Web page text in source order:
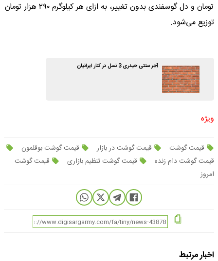
تومان و دل گوسفندی بدون تغییر، به ازای هر کیلوگرم ۲۹۰ هزار تومان
توزیع می‌شود.
آجر سنتی حیدری 3 نسل در کنار ایرانیان
ویژه
قیمت گوشت قیمت گوشت در بازار
قیمت گوشت بوقلمون
قیمت گوشت دام زنده
قیمت گوشت تنظیم بازاری
قیمت گوشت
امروز
اخبار مرتبط